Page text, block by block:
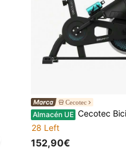
Cecotec
Almacén UE Cecotec Bicicleta Estática Indoor Compacta con Volante Inercia 10Kg DrumFit Indoor 10000 Race.
28 Left
152,90€